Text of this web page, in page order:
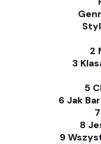
2
3
5
6 Jak
8
9